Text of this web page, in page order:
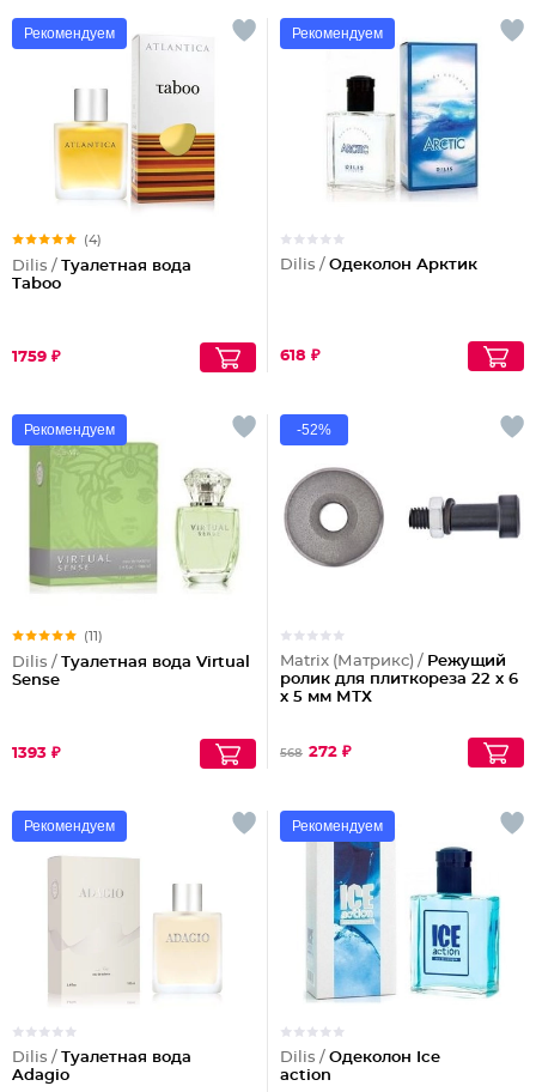
Рекомендуем
(4)
Dilis / Туалетная вода
Taboo
1759 ₽
Рекомендуем
Dilis / Одеколон Арктик
618 ₽
Рекомендуем
(11)
Dilis / Туалетная вода Virtual
Sense
1393 ₽
-52%
Matrix (Матрикс) / Режущий
ролик для плиткореза 22 х 6
х 5 мм МТХ
568 272 ₽
Рекомендуем
Dilis / Туалетная вода
Adagio
Рекомендуем
Dilis / Одеколон Ice
action